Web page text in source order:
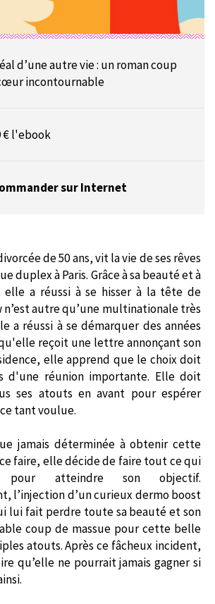
d’une autre vie : un roman coup
incontournable
€ l'ebook
sur Internet
de 50 ans, vit la vie de ses rêves
duplex à Paris. Grâce à sa beauté et à
elle a réussi à se hisser à la tête de
n’est autre qu’une multinationale très
a réussi à se démarquer des années
reçoit une lettre annonçant son
elle apprend que le choix doit
d'une réunion importante. Elle doit
ses atouts en avant pour espérer
tant voulue.
jamais déterminée à obtenir cette
faire, elle décide de faire tout ce qui
pour atteindre son objectif.
l’injection d’un curieux dermo boost
lui fait perdre toute sa beauté et son
coup de massue pour cette belle
atouts. Après ce fâcheux incident,
qu’elle ne pourrait jamais gagner si